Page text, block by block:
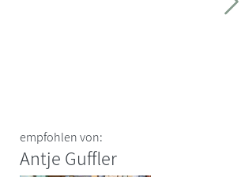
empfohlen von:
Antje Guffler